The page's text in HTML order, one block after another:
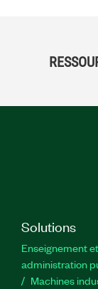
Solutions
Enseignement
administration
Machines